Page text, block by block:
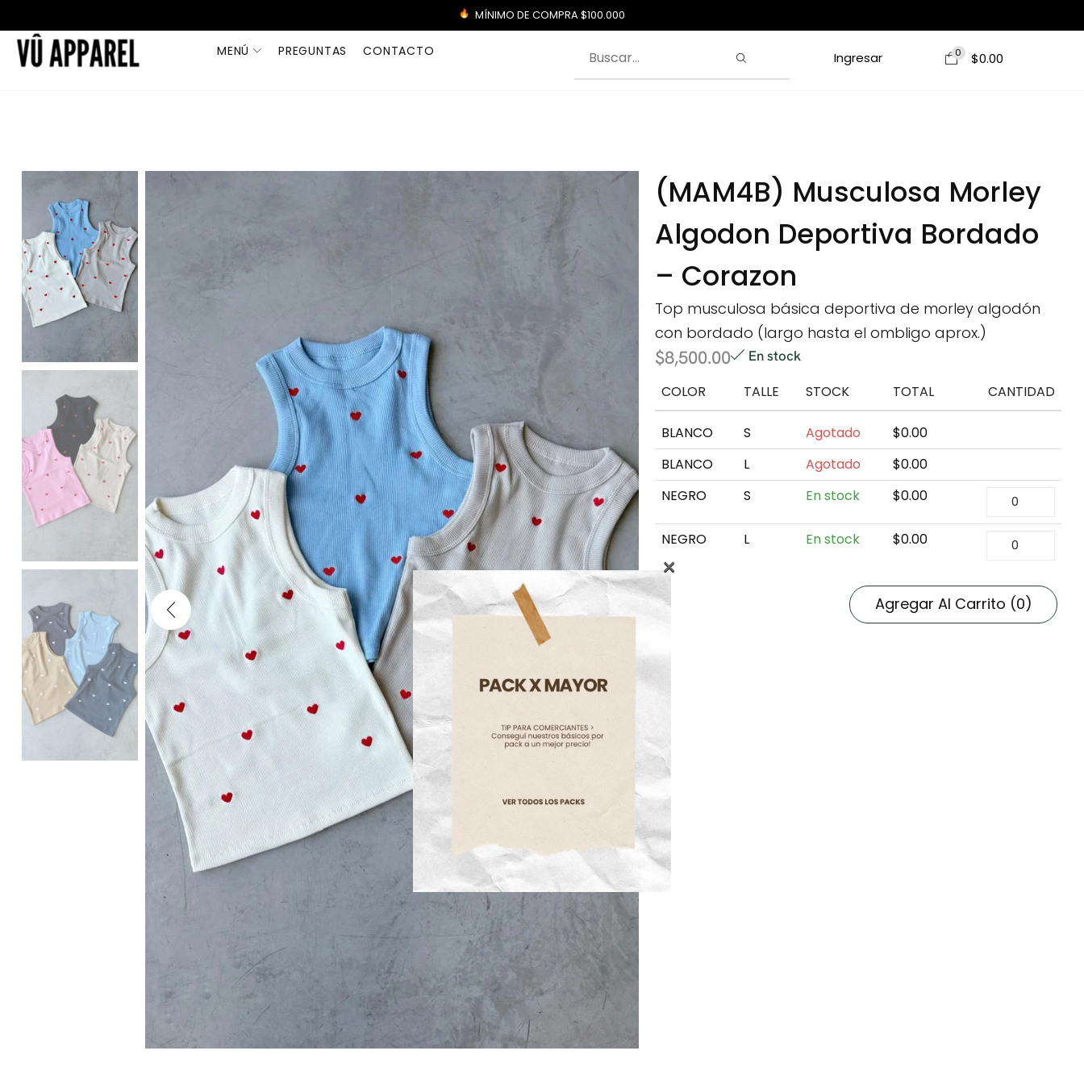
MÍNIMO DE COMPRA $100.000
MENÚ PREGUNTAS CONTACTO Ingresar 0 $0.00
(MAM4B) Musculosa Morley
Algodon Deportiva Bordado
– Corazon
Top musculosa básica deportiva de morley algodón
con bordado (largo hasta el ombligo aprox.)
$8,500.00 En stock
COLOR TALLE STOCK TOTAL CANTIDAD
BLANCO S Agotado $0.00
BLANCO
L Agotado $0.00
NEGRO
S En stock $0.00
NEGRO L En stock $0.00
Agregar Al Carrito (0)
×